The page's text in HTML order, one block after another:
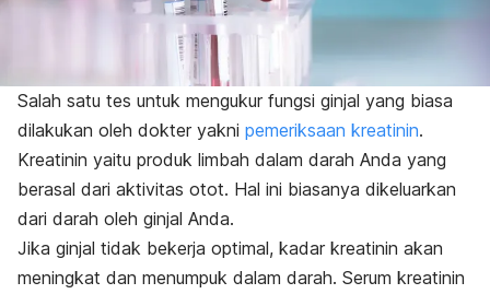
Salah satu tes untuk mengukur fungsi ginjal yang biasa
dilakukan oleh dokter yakni pemeriksaan kreatinin.
Kreatinin yaitu produk limbah dalam darah Anda yang
berasal dari aktivitas otot. Hal ini biasanya dikeluarkan
dari darah oleh ginjal Anda.
Jika ginjal tidak bekerja optimal, kadar kreatinin akan
meningkat dan menumpuk dalam darah. Serum kreatinin